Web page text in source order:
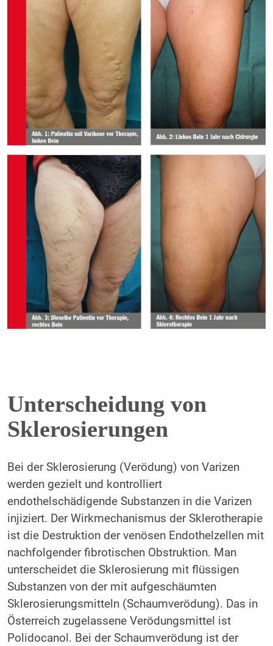
Unterscheidung von
Sklerosierungen
Bei der Sklerosierung (Verödung) von Varizen
werden gezielt und kontrolliert
endothelschädigende Substanzen in die Varizen
injiziert. Der Wirkmechanismus der Sklerotherapie
ist die Destruktion der venösen Endothelzellen mit
nachfolgender fibrotischen Obstruktion. Man
unterscheidet die Sklerosierung mit flüssigen
Substanzen von der mit aufgeschäumten
Sklerosierungsmitteln (Schaumverödung). Das in
Österreich zugelassene Verödungsmittel ist
Polidocanol. Bei der Schaumverödung ist der